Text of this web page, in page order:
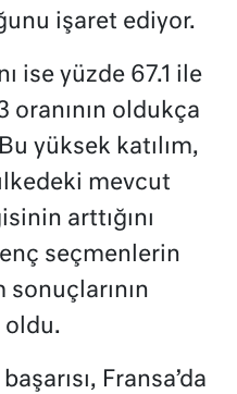
işaret ediyor​.
ise yüzde 67.1 ile
oranının oldukça
yüksek katılım,
mevcut
arttığını
seçmenlerin
sonuçlarının
oldu​.
Fransa’da